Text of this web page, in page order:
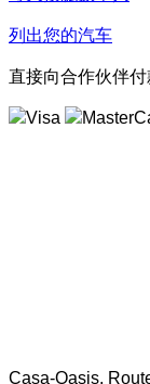
列出您的汽车
直接向合作伙伴
Casa-Oasis,